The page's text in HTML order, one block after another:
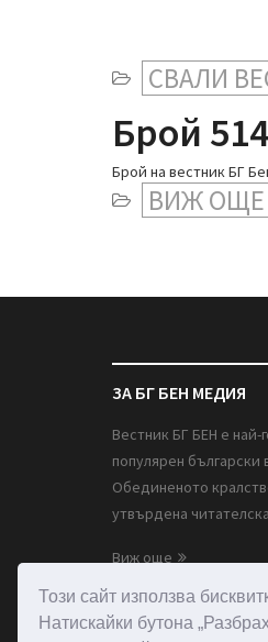
Този сайт използва
Натискайки бутона
СВАЛИ
Брой 514
Брой на вестник БГ
ВИЖ ОЩЕ
ЗА БГ БЕН МЕДИЯ
Вестник БГ БЕН е най-
популярен български
Обединеното
утвърдена
Виж още
1st Floor, 79 West
London E15 4PH